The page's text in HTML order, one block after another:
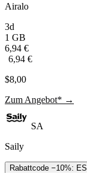
Airalo
3d
1 GB
6,94 €
6,94 €
$8,00
Zum Angebot* →
SA
Saily
Rabattcode −10%: